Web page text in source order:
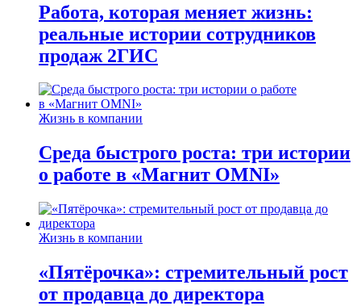
Работа, которая меняет жизнь:
реальные истории сотрудников
продаж 2ГИС
Жизнь в компании
Среда быстрого роста: три истории
о работе в «Магнит OMNI»
Жизнь в компании
«Пятёрочка»: стремительный рост
от продавца до директора